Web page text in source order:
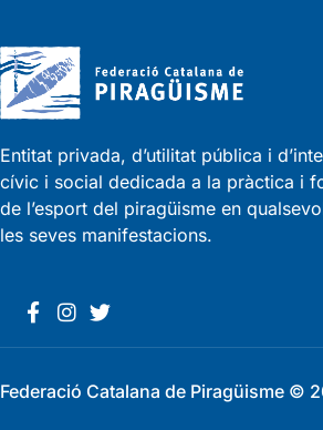
Entitat privada, d’utilitat pública i
cívic i social dedicada a la pràctica i
de l’esport del piragüisme en
les seves manifestacions.
Federació Catalana de Piragüisme ©